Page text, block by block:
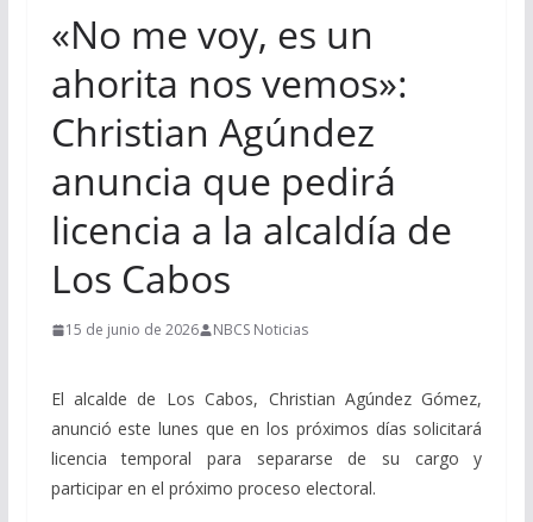
«No me voy, es un
ahorita nos vemos»:
Christian Agúndez
anuncia que pedirá
licencia a la alcaldía de
Los Cabos
15 de junio de 2026 NBCS Noticias
El alcalde de Los Cabos, Christian Agúndez Gómez,
anunció este lunes que en los próximos días solicitará
licencia temporal para separarse de su cargo y
participar en el próximo proceso electoral.